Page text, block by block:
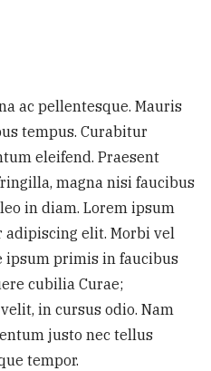
ac pellentesque. Mauris
tempus. Curabitur
eleifend. Praesent
magna nisi faucibus
in diam. Lorem ipsum
adipiscing elit. Morbi vel
ipsum primis in faucibus
cubilia Curae;
in cursus odio. Nam
justo nec tellus
tempor.